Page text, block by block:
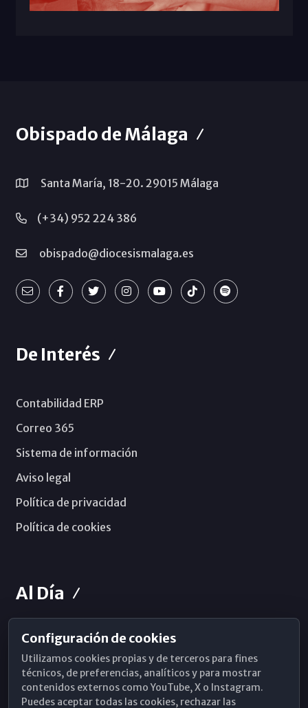
Obispado de Málaga
Santa María, 18-20. 29015 Málaga
(+34) 952 224 386
obispado@diocesismalaga.es
De Interés
Contabilidad ERP
Correo 365
Sistema de información
Aviso legal
Política de privacidad
Política de cookies
Al Día
Horarios de Misa
Hemeroteca
WhatsApp
Configuración de cookies
Utilizamos cookies propias y de terceros para fines
técnicos, de preferencias, analíticos y para mostrar
contenidos externos como YouTube, X o Instagram.
Puedes aceptar todas las cookies, rechazar las